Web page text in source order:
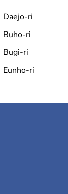
Daejo-ri
Buho-ri
Bugi-ri
Eunho-ri